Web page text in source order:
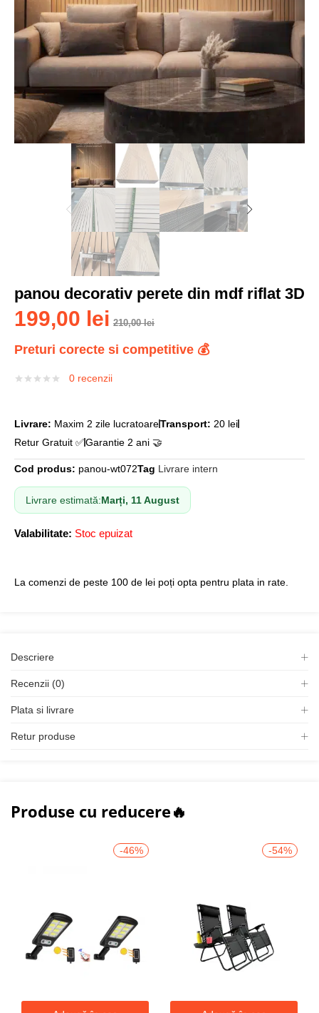
panou decorativ perete din mdf riflat 3D
199,00 lei 210,00lei
Preturi corecte si competitive 💰
0 recenzii
Livrare: Maxim 2 zile lucratoareTransport: 20 lei
Retur Gratuit ✅Garantie 2 ani 🤝
Cod produs: panou-wt072Tag Livrare intern
Livrare estimată:Marți, 11 August
Valabilitate: Stoc epuizat
La comenzi de peste 100 de lei poți opta pentru plata in rate.
Descriere
Recenzii (0)
Plata si livrare
Retur produse
Produse cu reducere🔥
-46% -54%